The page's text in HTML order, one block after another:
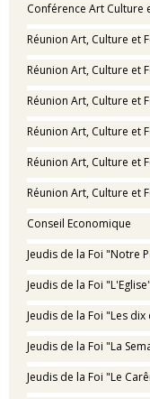
Conférence Art Culture
Réunion Art, Culture et
Réunion Art, Culture et
Réunion Art, Culture et
Réunion Art, Culture et
Réunion Art, Culture et
Réunion Art, Culture et
Conseil Economique
Jeudis de la Foi "Notre
Jeudis de la Foi "L'Eglise"
Jeudis de la Foi "Les
Jeudis de la Foi "La
Jeudis de la Foi "Le